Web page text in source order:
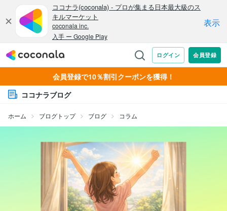
会員登録で10％割引クーポンを獲得！
ココナラブログ
ホーム ブログトップ ブログ コラム